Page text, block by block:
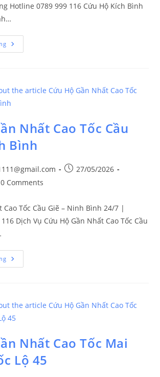
Hotline 0789 999 116 Cứu Hộ Kích Bình
Nhất Cao Tốc Cầu
Bình
27/05/2026
0 Comments
Cao Tốc Cầu Giẽ – Ninh Bình 24/7 |
Dịch Vụ Cứu Hộ Gần Nhất Cao Tốc Cầu
Nhất Cao Tốc Mai
Lộ 45